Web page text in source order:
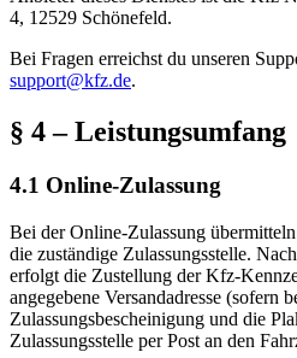
4, 12529 Schönefeld.
Bei Fragen erreichst du unseren
support@kfz.de.
§ 4 – Leistungsumfang
4.1 Online-Zulassung
Bei der Online-Zulassung
die zuständige Zulassungsstelle.
erfolgt die Zustellung der Kfz-
angegebene Versandadresse (sofern
Zulassungsbescheinigung und die
Zulassungsstelle per Post an den